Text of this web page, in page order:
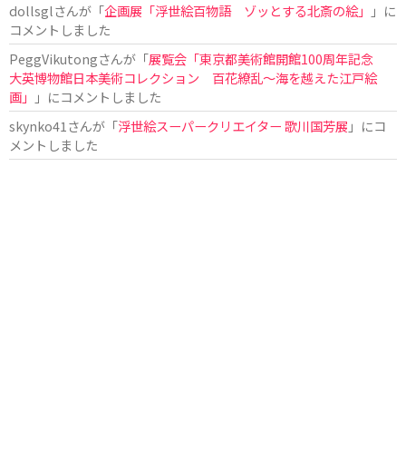
dollsglさんが「企画展「浮世絵百物語 ゾッとする北斎の絵」
」に
コメントしました
PeggVikutongさんが「展覧会「東京都美術館開館100周年記念
大英博物館日本美術コレクション 百花繚乱〜海を越えた江戸絵
画」
」にコメントしました
skynko41 さんが「浮世絵スーパークリエイター 歌川国芳展 」にコ
メントしました